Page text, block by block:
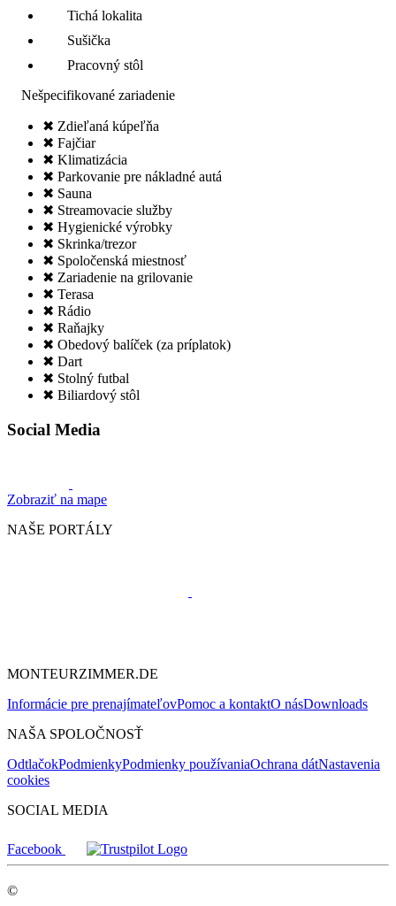
Tichá lokalita
Sušička
Pracovný stôl
Nešpecifikované zariadenie
✖ Zdieľaná kúpeľňa
✖ Fajčiar
✖ Klimatizácia
✖ Parkovanie pre nákladné autá
✖ Sauna
✖ Streamovacie služby
✖ Hygienické výrobky
✖ Skrinka/trezor
✖ Spoločenská miestnosť
✖ Zariadenie na grilovanie
✖ Terasa
✖ Rádio
✖ Raňajky
✖ Obedový balíček (za príplatok)
✖ Dart
✖ Stolný futbal
✖ Biliardový stôl
Social Media
Zobraziť na mape
NAŠE PORTÁLY
MONTEURZIMMER.DE
Informácie pre prenajímateľovPomoc a kontaktO násDownloads
NAŠA SPOLOČNOSŤ
OdtlačokPodmienkyPodmienky používaniaOchrana dátNastavenia
cookies
SOCIAL MEDIA
Facebook
©